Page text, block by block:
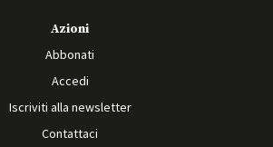
Azioni
Abbonati
Accedi
Iscriviti alla newsletter
Contattaci